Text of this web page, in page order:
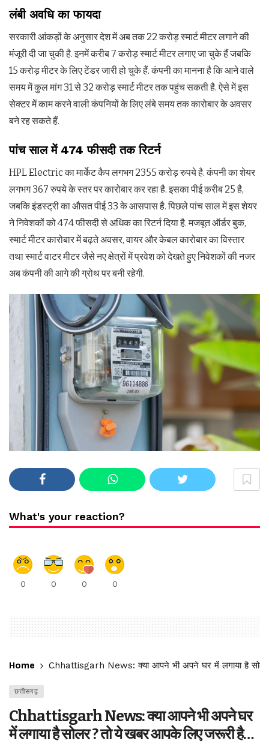
लंबी अवधि का फायदा
सरकारी आंकड़ों के अनुसार देश में अब तक 22 करोड़ स्मार्ट मीटर लगाने की
मंजूरी दी जा चुकी है. इनमें करीब 7 करोड़ स्मार्ट मीटर लगाए जा चुके हैं जबकि
15 करोड़ मीटर के लिए टेंडर जारी हो चुके हैं. कंपनी का मानना है कि आने वाले
समय में कुल मांग 31 से 32 करोड़ स्मार्ट मीटर तक पहुंच सकती है. ऐसे में इस
सेक्टर में काम करने वाली कंपनियों के लिए लंबे समय तक कारोबार के अवसर
बने रह सकते हैं.
पांच साल में 474 फीसदी तक रिटर्न
HPL Electric का मार्केट कैप लगभग 2355 करोड़ रुपये है. कंपनी का शेयर
लगभग 367 रुपये के स्तर पर कारोबार कर रहा है. इसका पीई करीब 25 है,
जबकि इंडस्ट्री का औसत पीई 33 के आसपास है. पिछले पांच साल में इस शेयर
ने निवेशकों को 474 फीसदी से अधिक का रिटर्न दिया है. मजबूत ऑर्डर बुक,
स्मार्ट मीटर कारोबार में बढ़ते अवसर, वायर और केबल कारोबार का विस्तार
तथा स्मार्ट वाटर मीटर जैसे नए क्षेत्रों में प्रवेश को देखते हुए निवेशकों की नजर
अब कंपनी की आगे की ग्रोथ पर बनी रहेगी.
What's your reaction?
0 0 0 0
Home Chhattisgarh News: क्या आपने भी अपने घर में लगाया है
छत्तीसगढ़
Chhattisgarh News: क्या आपने भी अपने घर
में लगाया है सोलर ? तो ये खबर आपके लिए जरूरी है…